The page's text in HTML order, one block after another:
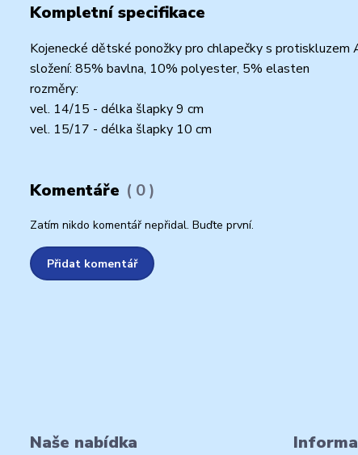
Kompletní specifikace
Kojenecké dětské ponožky pro chlapečky s protiskluzem
složení: 85% bavlna, 10% polyester, 5% elasten
rozměry:
vel. 14/15 - délka šlapky 9 cm
vel. 15/17 - délka šlapky 10 cm
Komentáře 0
Zatím nikdo komentář nepřidal. Buďte první.
Přidat komentář
Naše nabídka